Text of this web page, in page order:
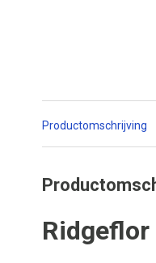
Productomschrijving
Ridgeflor